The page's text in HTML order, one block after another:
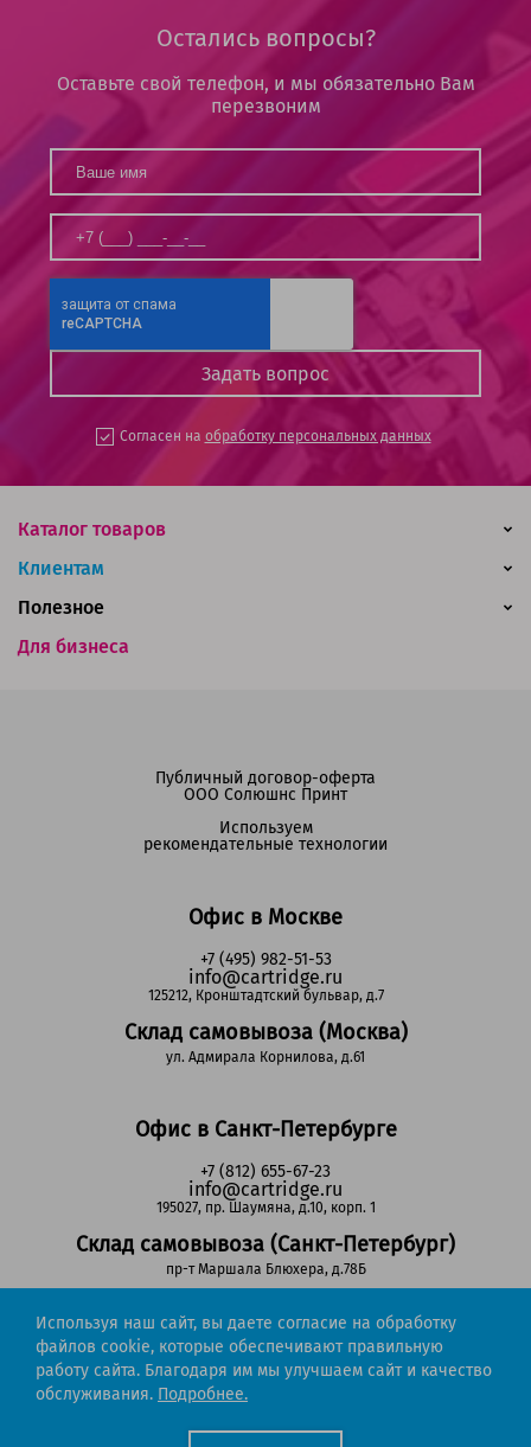
Остались вопросы?
Оставьте свой телефон, и мы обязательно Вам
перезвоним
Согласен на обработку персональных данных
Каталог товаров
Клиентам
Для бизнеса
Полезное
Офис в Москве
+7 (495) 982-51-53
info@cartridge.ru
125212, Кронштадтский бульвар, д.7
Склад самовывоза (Москва)
ул. Адмирала Корнилова, д.61
Офис в Санкт-Петербурге
+7 (812) 655-67-23
info@cartridge.ru
195027, пр. Шаумяна, д.10, корп. 1
Склад самовывоза (Санкт-Петербург)
пр-т Маршала Блюхера, д.78Б
Регионы РФ
8-800-302-51-53
(звонок бесплатный)
Публичный договор-оферта
ООО Солюшнс Принт
Используем
рекомендательные технологии
Используя наш сайт, вы даете согласие на обработку
файлов cookie, которые обеспечивают правильную
работу сайта. Благодаря им мы улучшаем сайт и качество
обслуживания. Подробнее.